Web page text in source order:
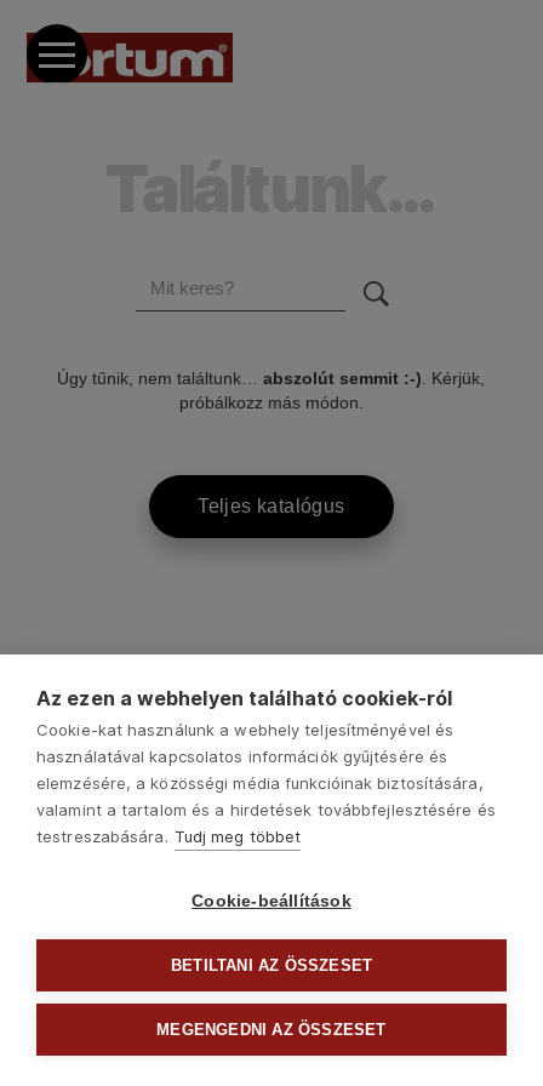
Úgy tűnik, nem találtunk…abszolút semmit :-). Kérjük,
próbálkozz más módon.
Teljes katalógus
Copyright © 2022 Madal Bal Kft. •Kezdőlap•Sütik•Kapcsolat
Az ezen a webhelyen található cookiek-ról
Cookie-kat használunk a webhely teljesítményével és
használatával kapcsolatos információk gyűjtésére és
elemzésére, a közösségi média funkcióinak biztosítására,
valamint a tartalom és a hirdetések továbbfejlesztésére és
testreszabására. Tudj meg többet
Cookie-beállítások
BETILTANI AZ ÖSSZESET
MEGENGEDNI AZ ÖSSZESET